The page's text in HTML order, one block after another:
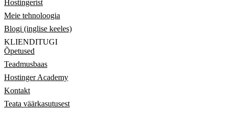
Hostingerist
Meie tehnoloogia
Blogi (inglise keeles)
KLIENDITUGI
Õpetused
Teadmusbaas
Hostinger Academy
Kontakt
Teata väärkasutusest